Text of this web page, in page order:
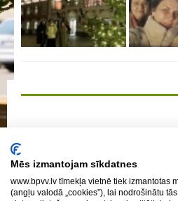
Aktualizētais pašvērtējuma ziņojums
Aktualizētais pašvērtējuma ziņojums
Biedrība
BPVV ciklogramma
Nolikums
Mēs izmantojam sīkdatnes
www.bpvv.lv tīmekļa vietnē tiek izmantotas
(angļu valodā „cookies”), lai nodrošinātu